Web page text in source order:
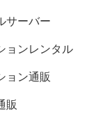
サーバー
ョンレンタル
ョン通販
販